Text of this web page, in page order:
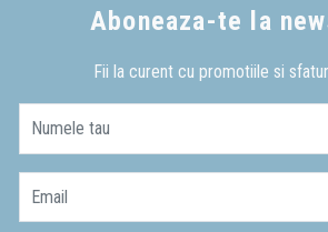
Aboneaza-te la
Fii la curent cu promotiile si
Numele tau
Email